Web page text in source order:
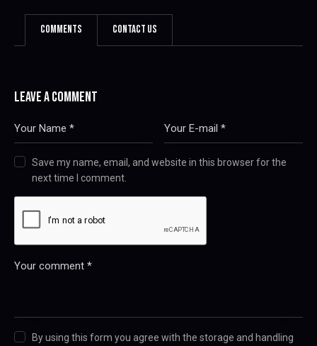
Comments Contact Us
LEAVE A COMMENT
Save my name, email, and website in this browser for the
next time I comment.
By using this form you agree with the storage and handling